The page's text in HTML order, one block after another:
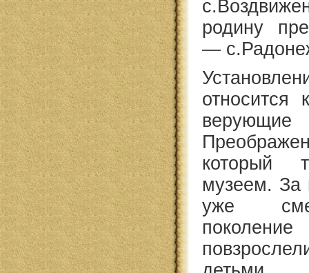
родину
—
относится
который
музеем. За
уже